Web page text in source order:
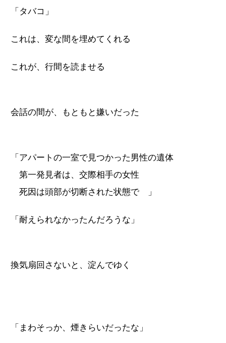
「タバコ」
これは、変な間を埋めてくれる
これが、行間を読ませる
会話の間が、もともと嫌いだった
「アパートの一室で見つかった男性の遺体
第一発見者は、交際相手の女性
死因は頭部が切断された状態で 」
「耐えられなかったんだろうな」
換気扇回さないと、淀んでゆく
「まわそっか、煙きらいだったな」